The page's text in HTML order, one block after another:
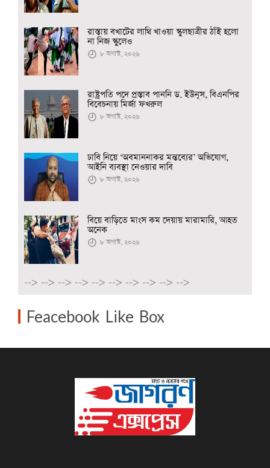
রাস্তায় বখাটের লাথি খাওয়া স্কুলছাত্রীর ঠাঁই হলো
না নিজ স্কুলেও
৮ অগাস্ট, ২০২৬
রাষ্ট্রপতি পদে প্রস্তাব পাননি ড. ইউনূস, বিএনপির
বিবেচনায় মির্জা ফখরুল
৮ অগাস্ট, ২০২৬
ঢাবি নিয়ে ‘অবমাননাকর মন্তব্যের’ অভিযোগ,
আইনি ব্যবস্থা নেওয়ার দাবি
৮ অগাস্ট, ২০২৬
বিয়ে বাড়িতে মাংস কম দেয়ায় মারামারি, আহত
অনেক
৮ অগাস্ট, ২০২৬
--> --> --> --> --> --> --> --> --> -->
Feacebook Like Box